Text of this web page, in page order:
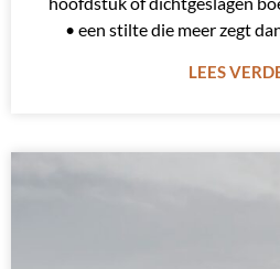
• een stilte die meer zegt
LEES